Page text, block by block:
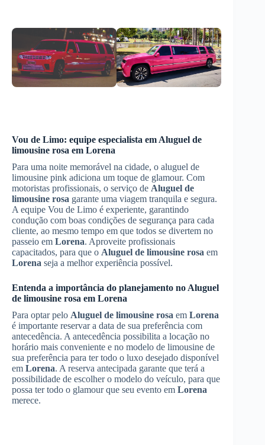
Vou de Limo: equipe especialista em Aluguel de
limousine rosa em Lorena
Para uma noite memorável na cidade, o aluguel de
limousine pink adiciona um toque de glamour. Com
motoristas profissionais, o serviço de Aluguel de
limousine rosa garante uma viagem tranquila e segura.
A equipe Vou de Limo é experiente, garantindo
condução com boas condições de segurança para cada
cliente, ao mesmo tempo em que todos se divertem no
passeio em Lorena. Aproveite profissionais
capacitados, para que o Aluguel de limousine rosa em
Lorena seja a melhor experiência possível.
Entenda a importância do planejamento no Aluguel
de limousine rosa em Lorena
Para optar pelo Aluguel de limousine rosa em Lorena
é importante reservar a data de sua preferência com
antecedência. A antecedência possibilita a locação no
horário mais conveniente e no modelo de limousine de
sua preferência para ter todo o luxo desejado disponível
em Lorena. A reserva antecipada garante que terá a
possibilidade de escolher o modelo do veículo, para que
possa ter todo o glamour que seu evento em Lorena
merece.